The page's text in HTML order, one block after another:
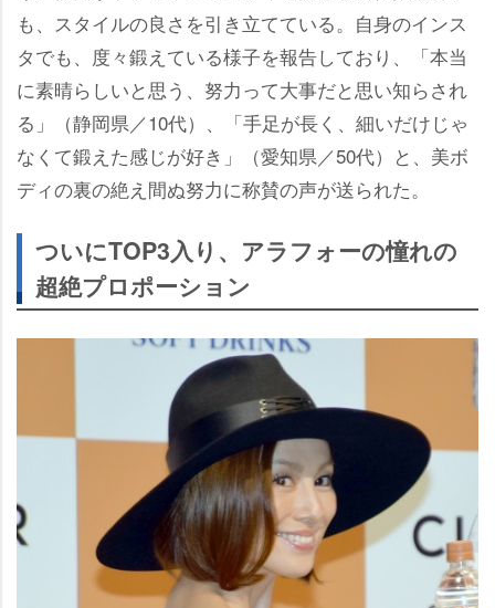
も、スタイルの良さを引き立てている。自身のインス
タでも、度々鍛えている様子を報告しており、「本当
に素晴らしいと思う、努力って大事だと思い知らされ
る」（静岡県／10代）、「手足が長く、細いだけじゃ
なくて鍛えた感じが好き」（愛知県／50代）と、美ボ
ディの裏の絶え間ぬ努力に称賛の声が送られた。
ついにTOP3入り、アラフォーの憧れの
超絶プロポーション